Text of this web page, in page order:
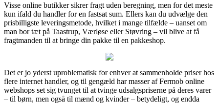
Visse online butikker sikrer fragt uden beregning, men for det meste
kun ifald du handler for en fastsat sum. Ellers kan du udvælge den
prisbilligste leveringsmetode, hvilket i mange tilfælde – uanset om
man bor tæt på Taastrup, Værløse eller Støvring – vil blive at få
fragtmanden til at bringe din pakke til en pakkeshop.
Det er jo yderst uproblematisk for enhver at sammenholde priser hos
flere internet handler, og til gengæld har masser af Fermob online
webshops set sig tvunget til at tvinge udsalgspriserne på deres varer
– til børn, men også til mænd og kvinder – betydeligt, og endda